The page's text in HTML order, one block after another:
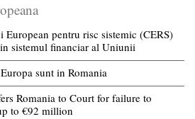
pentru risc sistemic (CERS)
sistemul financiar al Uniunii
sunt in Romania
Romania to Court for failure to
to €92 million